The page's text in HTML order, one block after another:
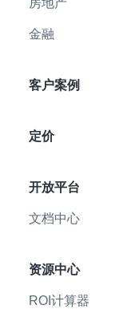
房地产
金融
客户案例
定价
开放平台
文档中心
资源中心
ROI计算器